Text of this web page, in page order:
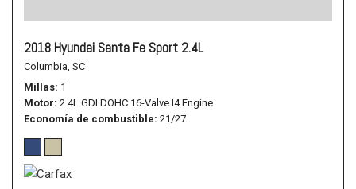
2018 Hyundai Santa Fe Sport 2.4L
Columbia, SC
Millas 1
Motor 2.4L GDI DOHC 16-Valve I4 Engine
Economía de combustible 21/27